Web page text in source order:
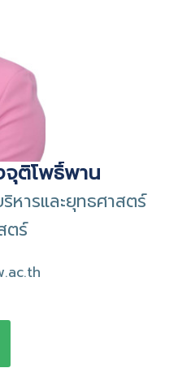
จุติโพธิ์พาน
หารและยุทธศาสตร์
ตร์